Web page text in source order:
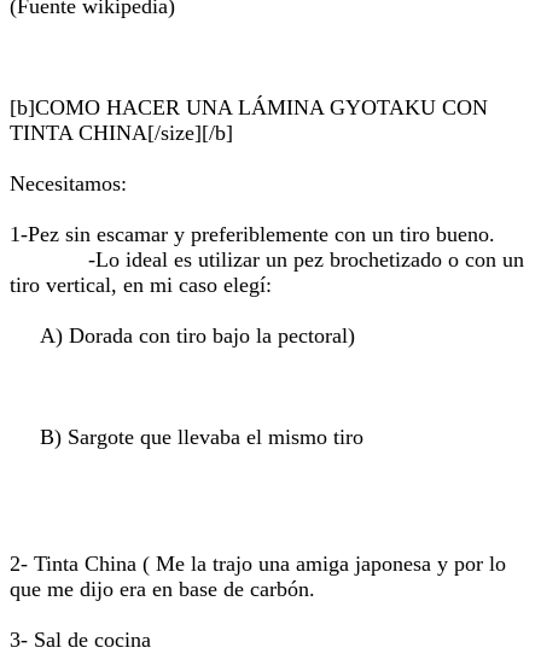
(Fuente wikipedia)
[b]COMO HACER UNA LÁMINA GYOTAKU CON
TINTA CHINA[/size][/b]
Necesitamos:
1-Pez sin escamar y preferiblemente con un tiro bueno.
-Lo ideal es utilizar un pez brochetizado o con un
tiro vertical, en mi caso elegí:
A) Dorada con tiro bajo la pectoral)
B) Sargote que llevaba el mismo tiro
2- Tinta China ( Me la trajo una amiga japonesa y por lo
que me dijo era en base de carbón.
3- Sal de cocina